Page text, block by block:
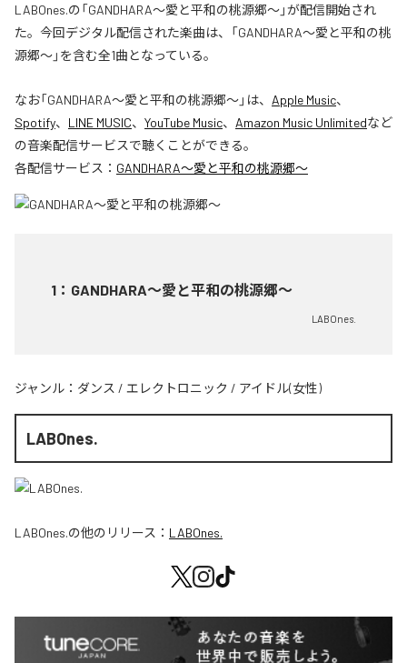
LABOnes.の「GANDHARA〜愛と平和の桃源郷〜」が配信開始され
た。今回デジタル配信された楽曲は、「GANDHARA〜愛と平和の桃
源郷〜」を含む全1曲となっている。
なお「GANDHARA〜愛と平和の桃源郷〜」は、 Apple Music、
Spotify、 LINE MUSIC、 YouTube Music、 Amazon Music Unlimitedなど
の音楽配信サービスで聴くことができる。
各配信サービス： GANDHARA〜愛と平和の桃源郷〜
1 ： GANDHARA〜愛と平和の桃源郷〜
LABOnes.
ジャンル： ダンス / エレクトロニック / アイドル(女性)
LABOnes.
LABOnes.の他のリリース： LABOnes.